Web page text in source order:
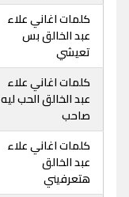
كلمات اغاني علاء
عبد الخالق بس
تعيشي
كلمات اغاني علاء
عبد الخالق الحب ليه
صاحب
كلمات اغاني علاء
عبد الخالق
هتعرفيني